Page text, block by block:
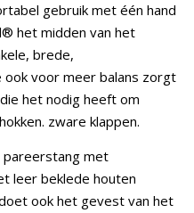
gebruik met één hand
het midden van het
brede,
voor meer balans zorgt
het nodig heeft om
zware klappen.
pareerstang met
leer beklede houten
ook het gevest van het